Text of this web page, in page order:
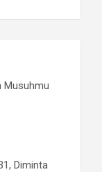
Musuhmu
Diminta